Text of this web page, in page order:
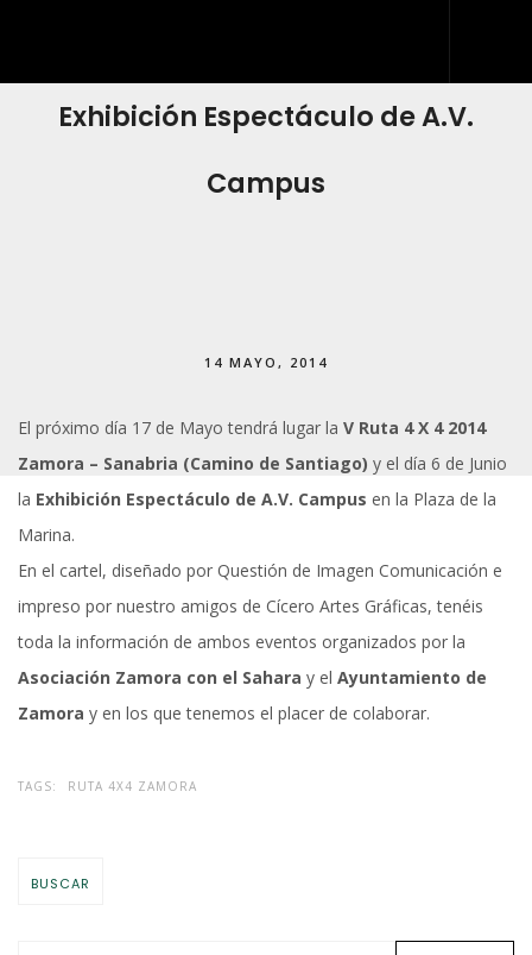
CONTACTO
Exhibición Espectáculo de A.V.
Campus
14 MAYO, 2014
El próximo día 17 de Mayo tendrá lugar la V Ruta 4 X 4 2014
Zamora – Sanabria (Camino de Santiago) y el día 6 de Junio
la Exhibición Espectáculo de A.V. Campus en la Plaza de la
Marina.
En el cartel, diseñado por Questión de Imagen Comunicación e
impreso por nuestro amigos de Cícero Artes Gráficas, tenéis
toda la información de ambos eventos organizados por la
Asociación Zamora con el Sahara y el Ayuntamiento de
Zamora y en los que tenemos el placer de colaborar.
TAGS: RUTA 4X4 ZAMORA
BUSCAR